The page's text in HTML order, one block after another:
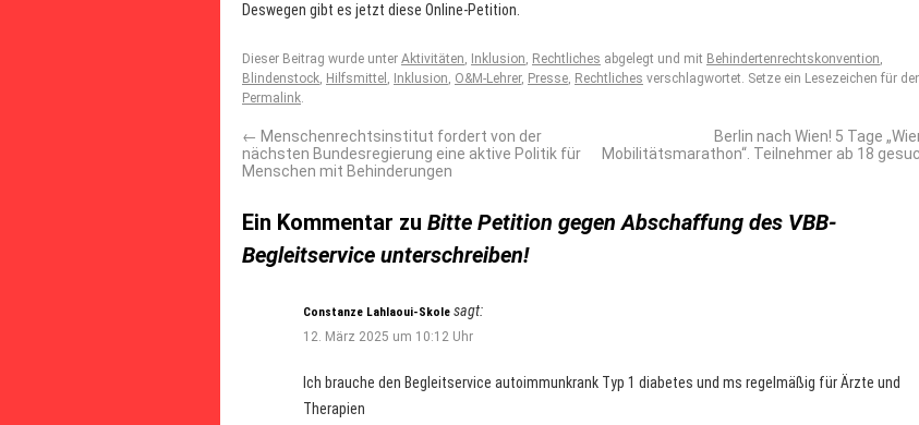
Deswegen gibt es jetzt diese Online-Petition.
Dieser Beitrag wurde unter Aktivitäten, Inklusion, Rechtliches abgelegt und mit Behindertenrechtskonvention,
Blindenstock, Hilfsmittel , Inklusion, O&M-Lehrer, Presse, Rechtliches verschlagwortet. Setze ein Lesezeichen für
Permalink.
← Menschenrechtsinstitut fordert von der
nächsten Bundesregierung eine aktive Politik für
Menschen mit Behinderungen
Berlin nach Wien! 5 Tage
Mobilitätsmarathon“. Teilnehmer ab 18
Ein Kommentar zu Bitte Petition gegen Abschaffung des VBB-
Begleitservice unterschreiben!
Constanze Lahlaoui-Skole sagt:
12. März 2025 um 10:12 Uhr
Ich brauche den Begleitservice autoimmunkrank Typ 1 diabetes und ms regelmäßig für Ärzte und
Therapien